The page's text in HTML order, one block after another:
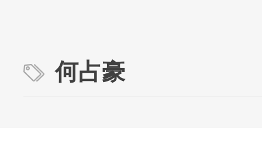
何占豪